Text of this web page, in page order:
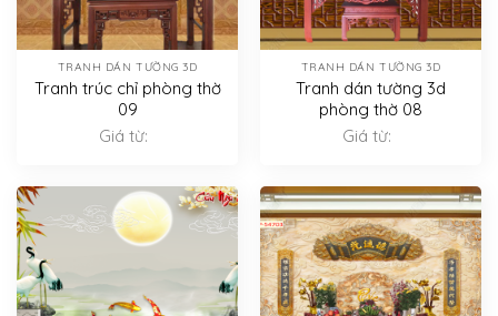
TRANH DÁN TƯỜNG 3D
Tranh trúc chỉ phòng thờ
09
Giá từ:
TRANH DÁN TƯỜNG 3D
Tranh dán tường 3d
phòng thờ 08
Giá từ: